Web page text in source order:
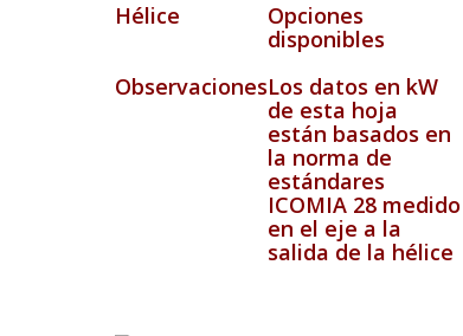
Hélice
Opciones
disponibles
ObservacionesLos datos en kW
de esta hoja
están basados en
la norma de
estándares
ICOMIA 28 medido
en el eje a la
salida de la hélice